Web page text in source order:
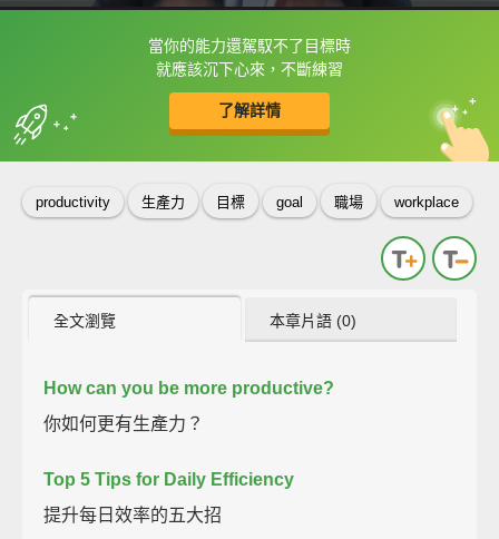
當你的能力還駕馭不了目標時
就應該沉下心來，不斷練習
了解詳情
框選或點兩下字幕可以直接查字典喔！
收錄佳句 中
英
productivity 生產力 目標 goal 職場 workplace
全文瀏覽 本章片語 (0)
How can you be more productive?
你如何更有生產力？
Top 5 Tips for Daily Efficiency
提升每日效率的五大招